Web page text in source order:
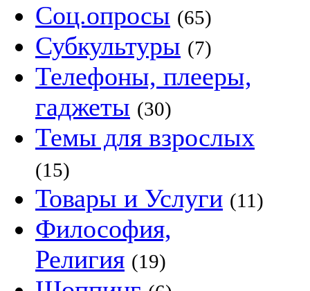
Соц.опросы (65)
Субкультуры (7)
Телефоны, плееры,
гаджеты (30)
Темы для взрослых
(15)
Товары и Услуги (11)
Философия,
Религия (19)